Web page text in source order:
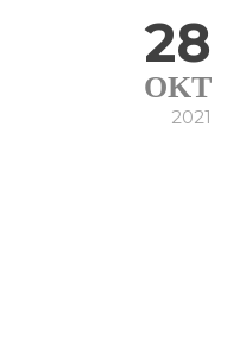
28
ΟΚΤ
2021